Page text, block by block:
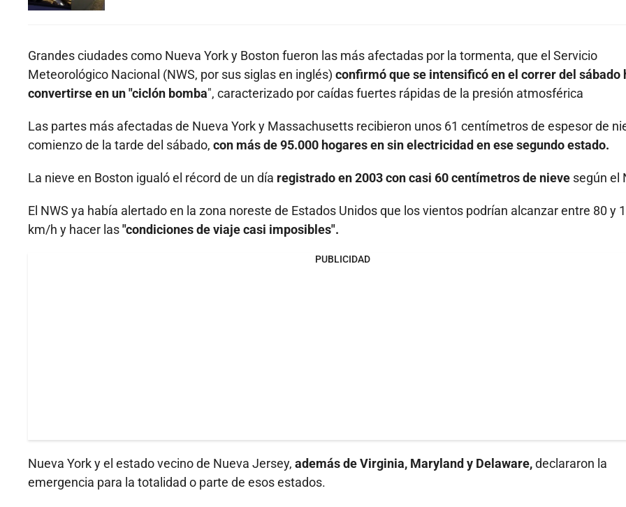
Grandes ciudades como Nueva York y Boston fueron las más afectadas por la tormenta, que el Servicio
Meteorológico Nacional (NWS, por sus siglas en inglés) confirmó que se intensificó en el correr del sábado
convertirse en un "ciclón bomba", caracterizado por caídas fuertes rápidas de la presión atmosférica
Las partes más afectadas de Nueva York y Massachusetts recibieron unos 61 centímetros de espesor de
comienzo de la tarde del sábado, con más de 95.000 hogares en sin electricidad en ese segundo estado.
La nieve en Boston igualó el récord de un día registrado en 2003 con casi 60 centímetros de nieve según el
El NWS ya había alertado en la zona noreste de Estados Unidos que los vientos podrían alcanzar entre 80 y
km/h y hacer las"condiciones de viaje casi imposibles".
PUBLICIDAD
Nueva York y el estado vecino de Nueva Jersey, además de Virginia, Maryland y Delaware,declararon la
emergencia para la totalidad o parte de esos estados.